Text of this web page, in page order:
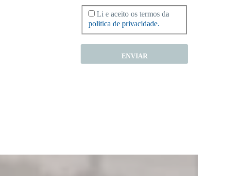
Li e aceito os termos da
politica de privacidade.